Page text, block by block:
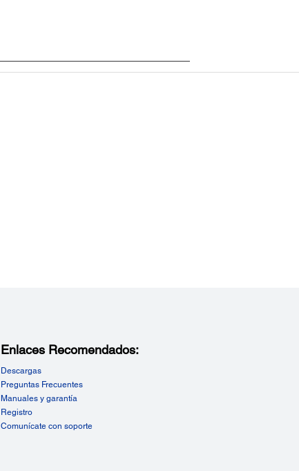
Enlaces Recomendados:
Descargas
Preguntas Frecuentes
Manuales y garantía
Registro
Comunícate con soporte